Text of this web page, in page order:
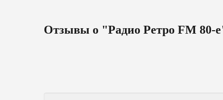
Отзывы о "Радио Ретро FM 80-